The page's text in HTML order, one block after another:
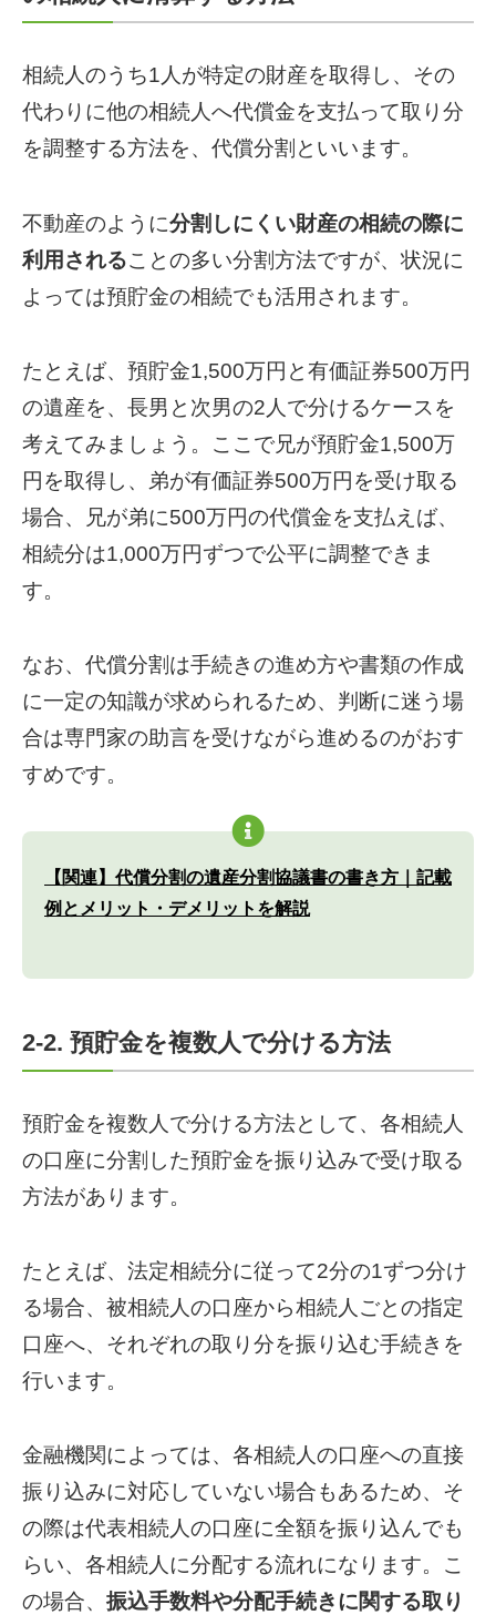
相続人のうち1人が特定の財産を取得し、その
代わりに他の相続人へ代償金を支払って取り分
を調整する方法を、代償分割といいます。
不動産のように分割しにくい財産の相続の際に
利用されることの多い分割方法ですが、状況に
よっては預貯金の相続でも活用されます。
たとえば、預貯金1,500万円と有価証券500万円
の遺産を、長男と次男の2人で分けるケースを
考えてみましょう。ここで兄が預貯金1,500万
円を取得し、弟が有価証券500万円を受け取る
場合、兄が弟に500万円の代償金を支払えば、
相続分は1,000万円ずつで公平に調整できま
す。
なお、代償分割は手続きの進め方や書類の作成
に一定の知識が求められるため、判断に迷う場
合は専門家の助言を受けながら進めるのがおす
すめです。
【関連】代償分割の遺産分割協議書の書き方｜記載
例とメリット・デメリットを解説
2-2. 預貯金を複数人で分ける方法
預貯金を複数人で分ける方法として、各相続人
の口座に分割した預貯金を振り込みで受け取る
方法があります。
たとえば、法定相続分に従って2分の1ずつ分け
る場合、被相続人の口座から相続人ごとの指定
口座へ、それぞれの取り分を振り込む手続きを
行います。
金融機関によっては、各相続人の口座への直接
振り込みに対応していない場合もあるため、そ
の際は代表相続人の口座に全額を振り込んでも
らい、各相続人に分配する流れになります。こ
の場合、 振込手数料や分配手続きに関する取り